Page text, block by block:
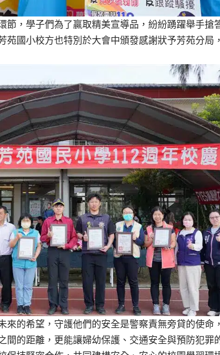
節，學子們為了贏取精美宣導品，紛紛踴躍舉手搶
苑國小校方也特別於大會中頒發感謝狀予芳苑分局
來的希望，守護他們的安全是警察責無旁貸的使命
間的距離，更能讓婦幼保護、交通安全與預防犯罪